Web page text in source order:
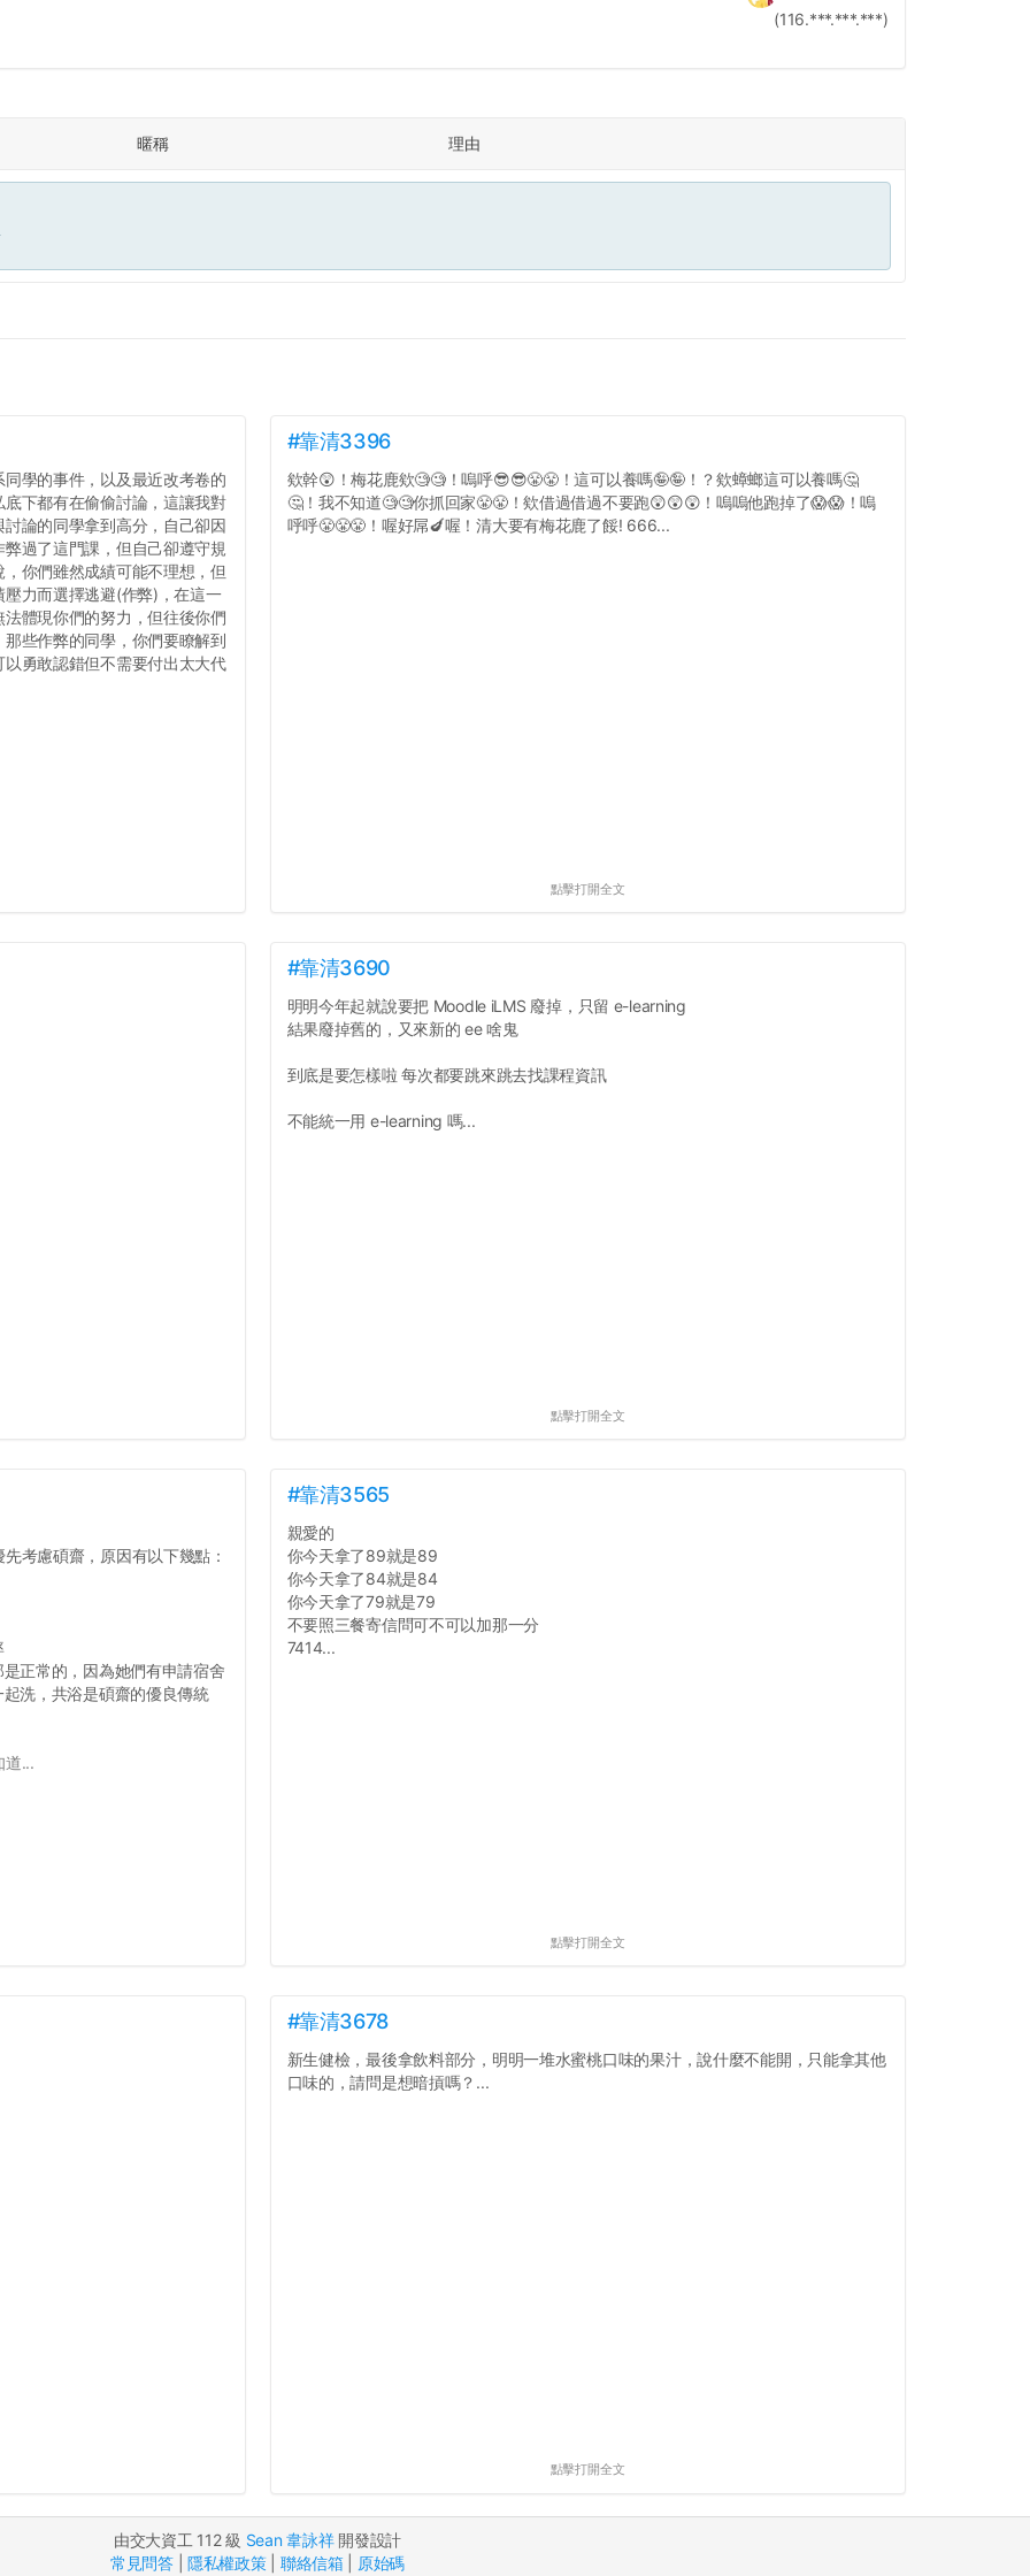
(116.***.***.***)
暱稱 理由
學的事件，以及最近改考卷的
下都有在偷偷討論，這讓我對
論的同學拿到高分，自己卻因
過了這門課，但自己卻遵守規
你們雖然成績可能不理想，但
力而選擇逃避(作弊)，在這一
體現你們的努力，但往後你們
些作弊的同學，你們要瞭解到
勇敢認錯但不需要付出太大代
#靠清3396
欸幹😲！梅花鹿欸🧐🧐！嗚呼😎😎😤😤！這可以養嗎🤪🤪！？欸蟑螂這可以養嗎🤔
🤔！我不知道🧐🧐你抓回家😤😤！欸借過借過不要跑😲😲😲！嗚嗚他跑掉了😱😱！嗚
呼呼😤😤😤！喔好屌🍆喔！清大要有梅花鹿了餒! 666...
點擊打開全文
#靠清3690
明明今年起就說要把 Moodle iLMS 廢掉，只留 e-learning
結果廢掉舊的，又來新的 ee 啥鬼
到底是要怎樣啦 每次都要跳來跳去找課程資訊
不能統一用 e-learning 嗎...
點擊打開全文
考慮碩齋，原因有以下幾點：
正常的，因為她們有申請宿舍
洗，共浴是碩齋的優良傳統
道...
#靠清3565
親愛的
你今天拿了89就是89
你今天拿了84就是84
你今天拿了79就是79
不要照三餐寄信問可不可以加那一分
7414...
點擊打開全文
#靠清3678
新生健檢，最後拿飲料部分，明明一堆水蜜桃口味的果汁，說什麼不能開，只能拿其他
口味的，請問是想暗摃嗎？...
點擊打開全文
由交大資工 112 級 Sean 韋詠祥開發設計
常見問答|隱私權政策| 聯絡信箱| 原始碼